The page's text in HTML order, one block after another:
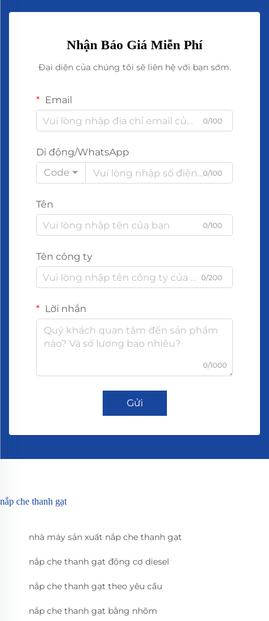
Nhận Báo Giá Miễn Phí
Đại diện của chúng tôi sẽ liên hệ với bạn sớm.
Email
0/100
Di động/WhatsApp
Code
0/100
Tên
0/100
Tên công ty
0/200
Lời nhắn
0/1000
Gửi
nắp che thanh gạt
nhà máy sản xuất nắp che thanh gạt
nắp che thanh gạt động cơ diesel
nắp che thanh gạt theo yêu cầu
nắp che thanh gạt bằng nhôm